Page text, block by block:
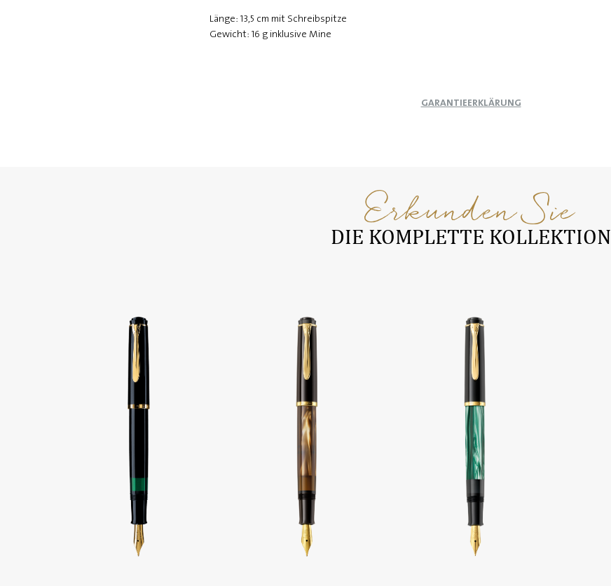
Länge: 13,5 cm mit Schreibspitze
Gewicht: 16 g inklusive Mine
GARANTIEERKLÄRUNG
Erkunden Sie
DIE KOMPLETTE KOLLEKTION